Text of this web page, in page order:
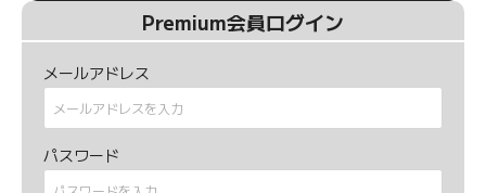
Premium会員ログイン
メールアドレス
パスワード